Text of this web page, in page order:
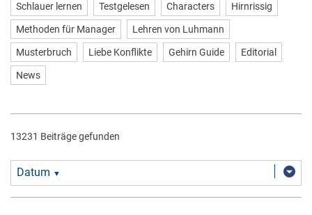
Schlauer lernen Testgelesen Characters Hirnrissig
Methoden für Manager Lehren von Luhmann
Musterbruch Liebe Konflikte Gehirn Guide Editorial
News
13231 Beiträge gefunden
Datum ▼